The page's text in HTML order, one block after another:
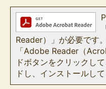
Reader）」が必要です
「Adobe Reader（
ドボタンをクリックし
ドし、インストールして